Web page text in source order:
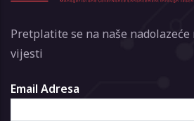
Pretplatite se na naše
vijesti
Email Adresa